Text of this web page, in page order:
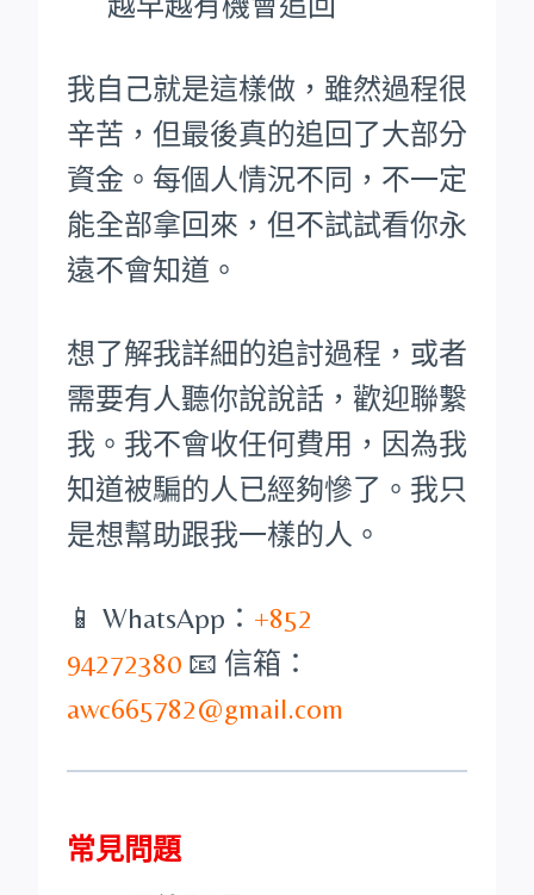
我自己就是這樣做，雖然過程很
辛苦，但最後真的追回了大部分
資金。每個人情況不同，不一定
能全部拿回來，但不試試看你永
遠不會知道。
想了解我詳細的追討過程，或者
需要有人聽你說說話，歡迎聯繫
我。我不會收任何費用，因為我
知道被騙的人已經夠慘了。我只
是想幫助跟我一樣的人。
📱 WhatsApp： +852
94272380 📧 信箱：
awc665782@gmail.com
常見問題